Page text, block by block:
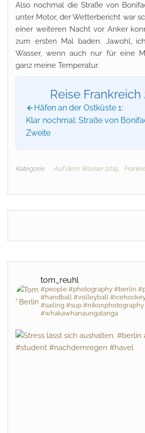
Also nochmal die Straße von
unter Motor, der Wetterbericht war
einer weiteren Nacht vor Anker
zum ersten Mal baden. Jawohl,
Wasser, wenn auch nur für eine
ganz meine Temperatur.
Reise Frankreich
Häfen an der Ostküste 1:
Klar nochmal: Straße von
Zweite
Kategorie Auf dem Wasser 2015
tom_reuhl
#people #photography #berlin
#handball #volleyball
#sailing #sup #nikonphotography
#whakawhanaungatanga